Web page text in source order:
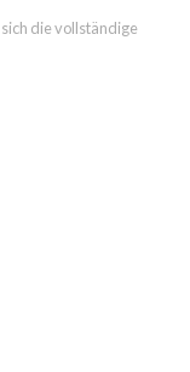
sich die vollständige